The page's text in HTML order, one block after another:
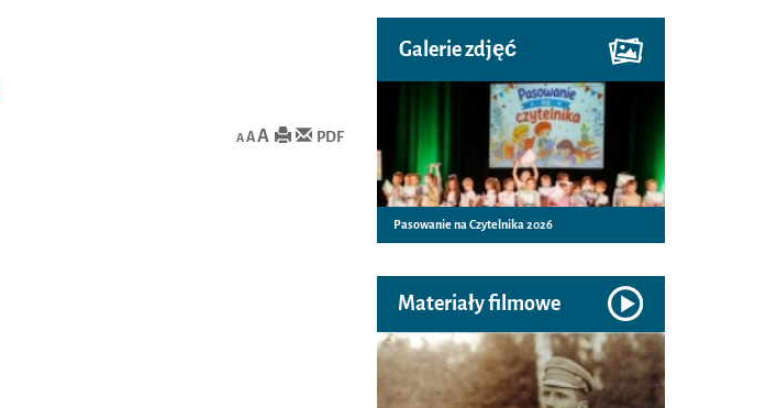
A AA PDF
Galerie zdjęć
Pasowanie na Czytelnika 2026
Materiały filmowe